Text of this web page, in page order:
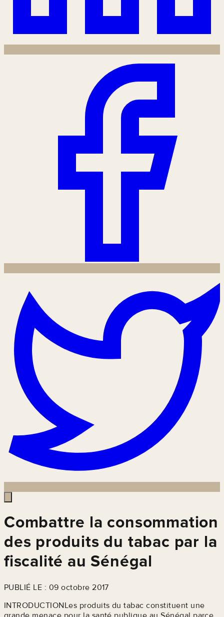
Combattre la consommation
des produits du tabac par la
fiscalité au Sénégal
PUBLIÉ LE : 09 octobre 2017
INTRODUCTIONLes produits du tabac constituent une